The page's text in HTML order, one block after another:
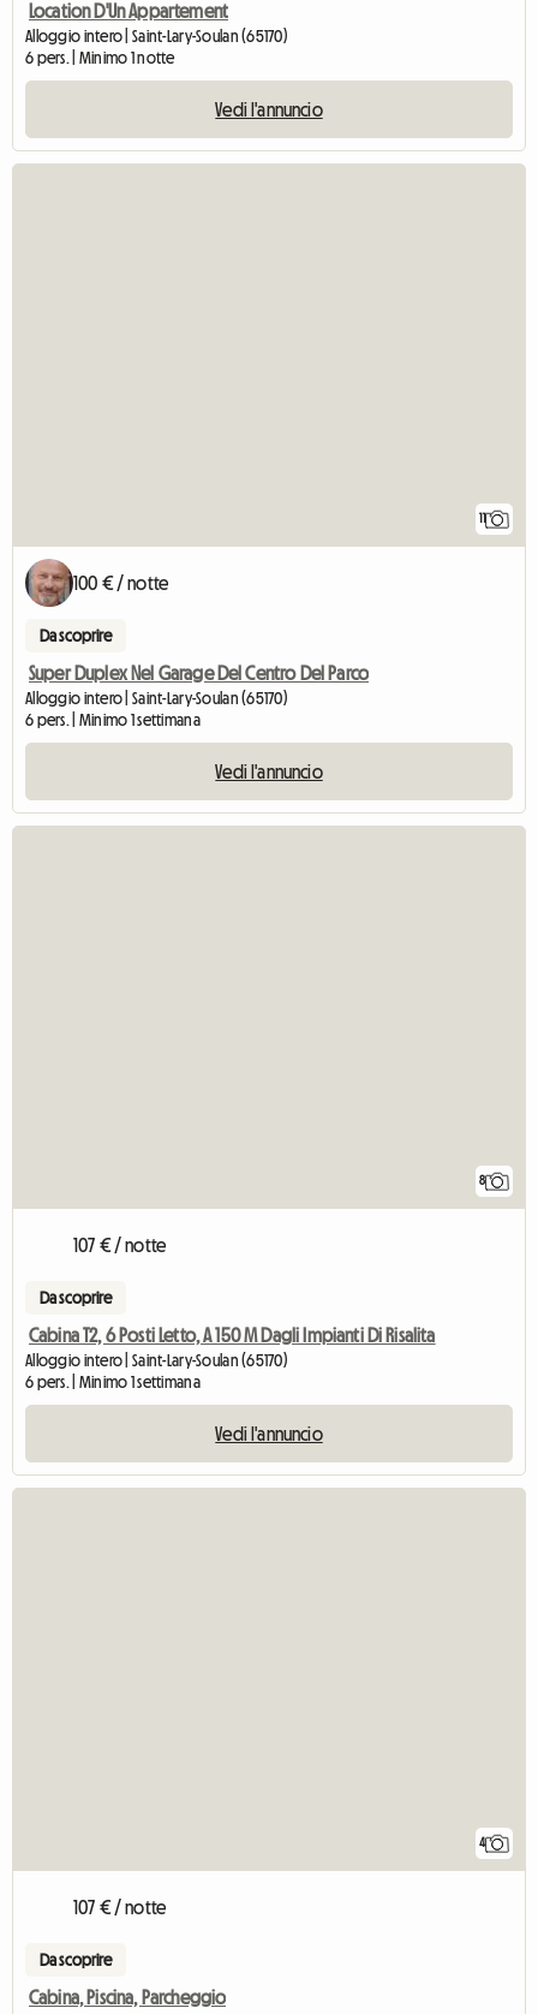
Location D'Un Appartement
Alloggio intero | Saint-Lary-Soulan (65170)
6 pers. | Minimo 1 notte
Vedi l'annuncio
11
100 € / notte
Da scoprire
Super Duplex Nel Garage Del Centro Del Parco
Alloggio intero | Saint-Lary-Soulan (65170)
6 pers. | Minimo 1 settimana
Vedi l'annuncio
8
107 € / notte
Da scoprire
Cabina T2, 6 Posti Letto, A 150 M Dagli Impianti Di Risalita
Alloggio intero | Saint-Lary-Soulan (65170)
6 pers. | Minimo 1 settimana
Vedi l'annuncio
4
107 € / notte
Da scoprire
Cabina, Piscina, Parcheggio